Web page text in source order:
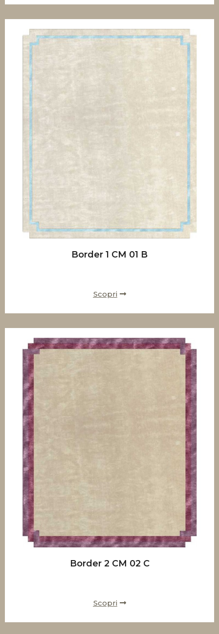
Border 1 CM 01 B
Scopri
Border 2 CM 02 C
Scopri